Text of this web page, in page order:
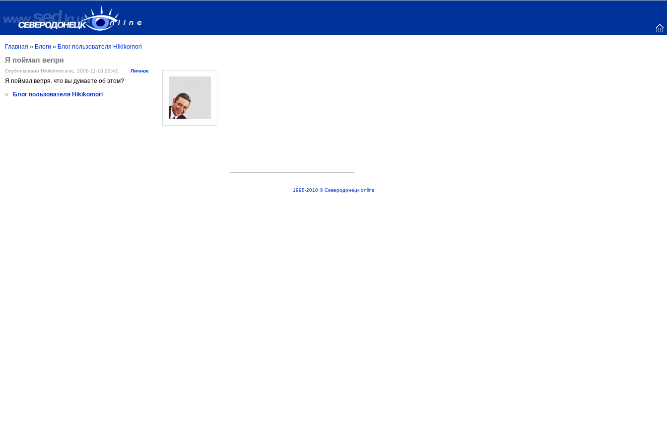
Главная » Блоги » Блог пользователя Hikikomori
Я поймал вепря
Опубликовано Hikikomori в вс, 2008-11-16 22:42. Личное
Я поймал вепря. что вы думаете об этом?
»
Блог пользователя Hikikomori
1998-2010 © Северодонецк online